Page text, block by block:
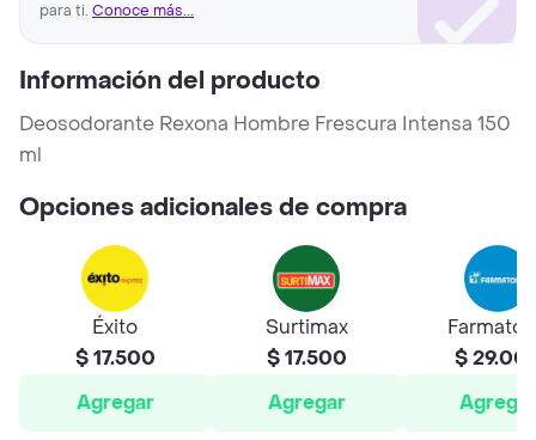
para ti. Conoce más...
Información del producto
Deosodorante Rexona Hombre Frescura Intensa 150
ml
Opciones adicionales de compra
Éxito
$ 17.500
Agregar
Surtimax
$ 17.500
Agregar
$
Agregar